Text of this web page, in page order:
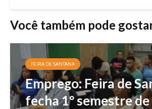
Você também pode
FEIRA DE SANTANA
Emprego: Feira de
fecha 1º semestre